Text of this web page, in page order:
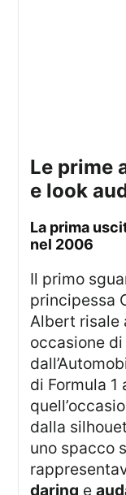
le prime apparizioni pubbliche
e look
la prima uscita ufficiale con prince albert
nel 2006
Il primo sguardo pubblico della
principessa
Albert risale
occasione
di Formula 1
dalla
uno spacco
daring e